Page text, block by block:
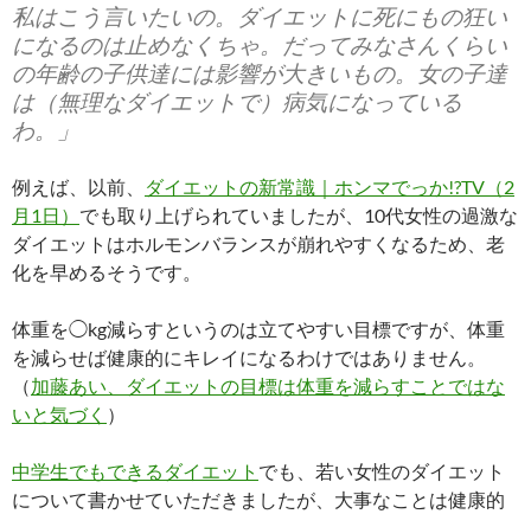
私はこう言いたいの。ダイエットに死にもの狂い
になるのは止めなくちゃ。だってみなさんくらい
の年齢の子供達には影響が大きいもの。女の子達
は（無理なダイエットで）病気になっている
わ。」
例えば、以前、
ダイエットの新常識｜ホンマでっか!?TV（2
月1日） でも取り上げられていましたが、10代女性の過激な
ダイエットはホルモンバランスが崩れやすくなるため、老
化を早めるそうです。
体重を◯kg減らすというのは立てやすい目標ですが、体重
を減らせば健康的にキレイになるわけではありません。
（加藤あい、ダイエットの目標は体重を減らすことではな
いと気づく ）
中学生でもできるダイエット でも、若い女性のダイエット
について書かせていただきましたが、大事なことは健康的